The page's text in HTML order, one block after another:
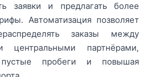
заявки и предлагать более
Автоматизация позволяет
заказы между
центральными партнёрами,
пустые пробеги и повышая